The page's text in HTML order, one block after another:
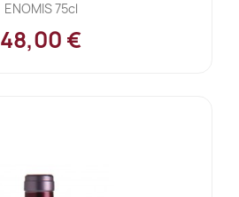
ENOMIS 75cl
48,00 €